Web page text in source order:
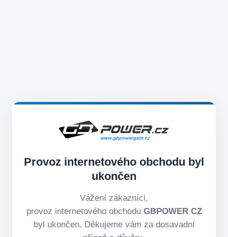
Provoz internetového obchodu byl
ukončen
Vážení zákazníci,
provoz internetového obchodu GBPOWER CZ
byl ukončen. Děkujeme vám za dosavadní